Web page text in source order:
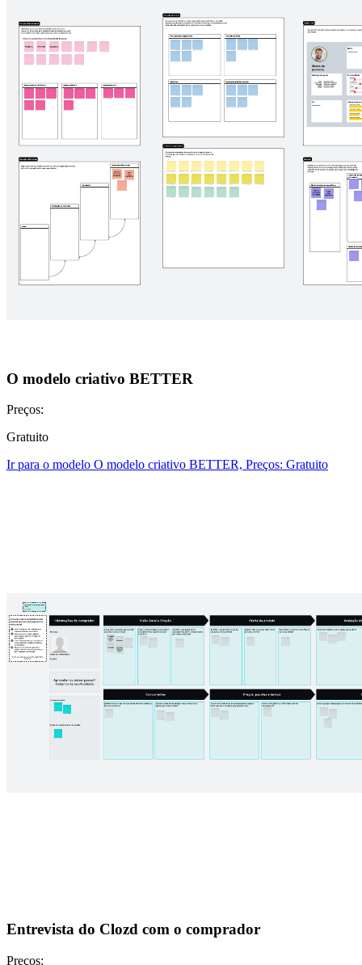
O modelo criativo BETTER
Preços:
Gratuito
Ir para o modelo O modelo criativo BETTER, Preços: Gratuito
Entrevista do Clozd com o comprador
Preços: